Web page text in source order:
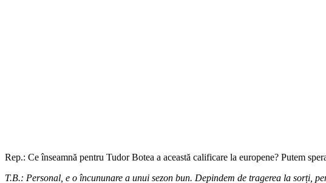
Rep.: Ce înseamnă pentru Tudor Botea a această calificare la europene? Putem
T.B.: Personal, e o încununare a unui sezon bun. Depindem de tragerea la sorți,